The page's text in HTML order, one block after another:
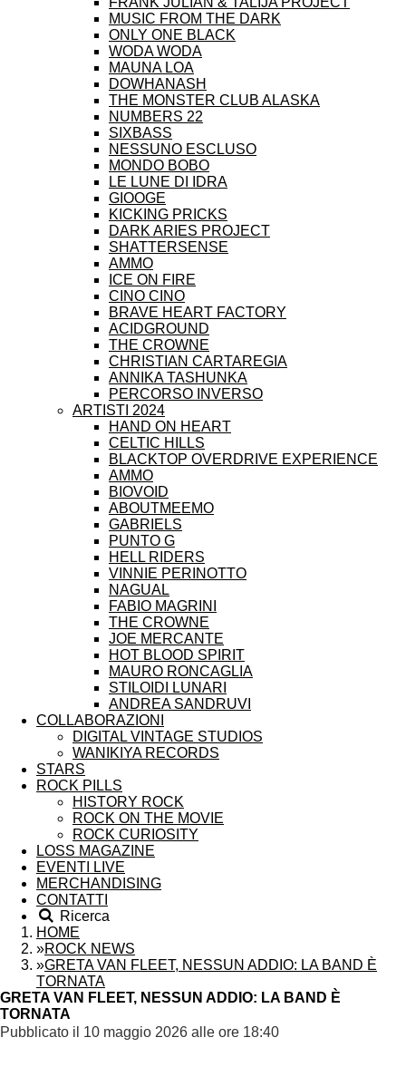
MUSIC FROM THE DARK
ONLY ONE BLACK
WODA WODA
MAUNA LOA
DOWHANASH
THE MONSTER CLUB ALASKA
NUMBERS 22
SIXBASS
NESSUNO ESCLUSO
MONDO BOBO
LE LUNE DI IDRA
GIOOGE
KICKING PRICKS
DARK ARIES PROJECT
SHATTERSENSE
AMMO
ICE ON FIRE
CINO CINO
BRAVE HEART FACTORY
ACIDGROUND
THE CROWNE
CHRISTIAN CARTAREGIA
ANNIKA TASHUNKA
PERCORSO INVERSO
ARTISTI 2024
HAND ON HEART
CELTIC HILLS
BLACKTOP OVERDRIVE EXPERIENCE
AMMO
BIOVOID
ABOUTMEEMO
GABRIELS
PUNTO G
HELL RIDERS
VINNIE PERINOTTO
NAGUAL
FABIO MAGRINI
THE CROWNE
JOE MERCANTE
HOT BLOOD SPIRIT
MAURO RONCAGLIA
STILOIDI LUNARI
ANDREA SANDRUVI
COLLABORAZIONI
DIGITAL VINTAGE STUDIOS
WANIKIYA RECORDS
STARS
ROCK PILLS
HISTORY ROCK
ROCK ON THE MOVIE
ROCK CURIOSITY
LOSS MAGAZINE
EVENTI LIVE
MERCHANDISING
CONTATTI
Ricerca
HOME
»ROCK NEWS
»GRETA VAN FLEET, NESSUN ADDIO: LA BAND È
TORNATA
GRETA VAN FLEET, NESSUN ADDIO: LA BAND È
TORNATA
Pubblicato il 10 maggio 2026 alle ore 18:40